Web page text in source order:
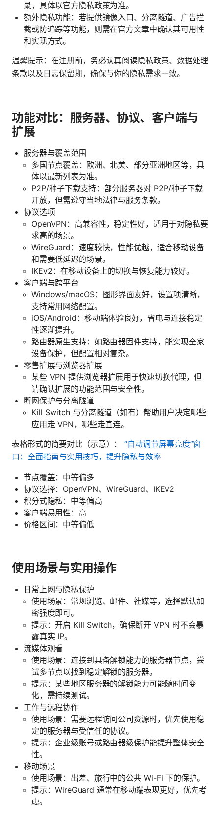
录，具体以官方隐私政策为准。
额外隐私功能：若提供镜像入口、分离隧道、广告拦
截或防追踪等功能，则需在官方文章中确认其可用性
和实现方式。
温馨提示：在注册前，务必认真阅读隐私政策、数据处理
条款以及日志保留期，确保与你的隐私需求一致。
功能对比：服务器、协议、客户端与
扩展
服务器与覆盖范围
多国节点覆盖：欧洲、北美、部分亚洲地区等，具
体以最新列表为准。
P2P/种子下载支持：部分服务器对 P2P/种子下载
开放，但需遵守当地法律与服务条款。
协议选项
OpenVPN：高兼容性，稳定性好，适用于对隐私要
求高的场景。
WireGuard：速度较快，性能优越，适合移动设备
和需要低延迟的场景。
IKEv2：在移动设备上的切换与恢复能力较好。
客户端与跨平台
Windows/macOS：图形界面友好，设置项清晰，
支持常用网络配置。
iOS/Android：移动端体验良好，省电与连接稳定
性逐渐提升。
路由器原生支持：如路由器固件支持，能实现全家
设备保护，但配置相对复杂。
零售扩展与浏览器扩展
某些 VPN 提供浏览器扩展用于快速切换代理，但
请确认扩展的功能范围与安全性。
断网保护与分离隧道
Kill Switch 与分离隧道（如有）帮助用户决定哪些
应用走 VPN，哪些走直连。
表格形式的简要对比（示意）： “自动调节屏幕亮度”窗
口：全面指南与实用技巧，提升隐私与效率
节点覆盖：中等偏多
协议选择：OpenVPN、WireGuard、IKEv2
积分式隐私：中等偏高
客户端易用性：高
价格区间：中等偏低
使用场景与实用操作
日常上网与隐私保护
使用场景：常规浏览、邮件、社媒等，选择默认加
密强度即可。
提示：开启 Kill Switch，确保断开 VPN 时不会暴
露真实 IP。
流媒体观看
使用场景：连接到具备解锁能力的服务器节点，尝
试多节点以找到稳定解锁的服务器。
提示：某些地区服务器的解锁能力可能随时间变
化，需持续测试。
工作与远程协作
使用场景：需要远程访问公司资源时，优先使用稳
定的服务器与受信任的协议。
提示：企业级账号或路由器级保护能提升整体安全
性。
移动场景
使用场景：出差、旅行中的公共 Wi-Fi 下的保护。
提示：WireGuard 通常在移动端表现更好，优先考
虑。